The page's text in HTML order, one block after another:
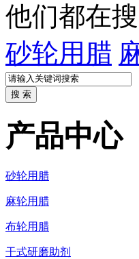
他们都在搜
砂轮用腊
产品中心
砂轮用腊
麻轮用腊
布轮用腊
干式研磨助剂